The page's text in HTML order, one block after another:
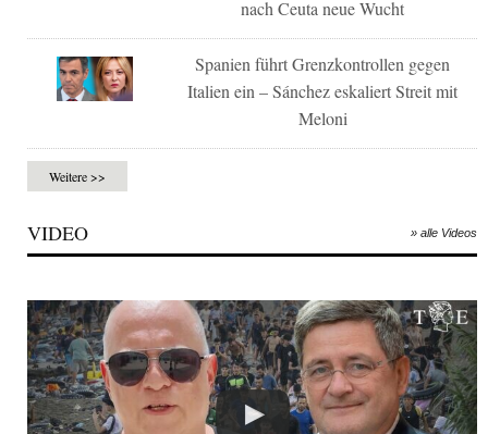
nach Ceuta neue Wucht
Spanien führt Grenzkontrollen gegen
Italien ein – Sánchez eskaliert Streit mit
Meloni
Weitere >>
VIDEO » alle Videos